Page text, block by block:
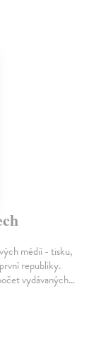
médií - tisku,
republiky.
vydávaných…